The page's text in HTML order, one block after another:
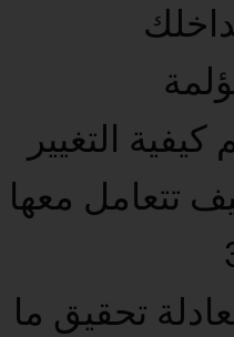
التغيير
تتعامل معها
تحقيق ما